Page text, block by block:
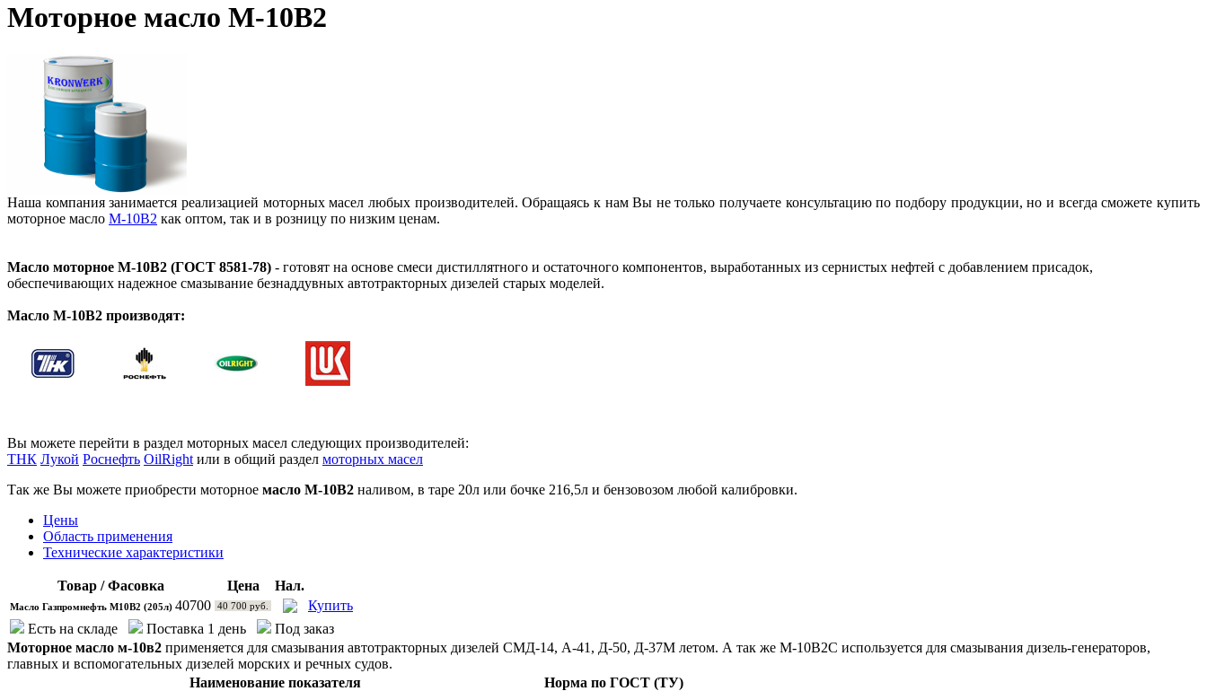
Моторное масло М-10В2
Наша компания занимается реализацией моторных масел любых производителей. Обращаясь к нам Вы не только получаете консультацию по подбору продукции, но и всегда сможете купить
моторное масло М-10В2 как оптом, так и в розницу по низким ценам.
Масло моторное М-10В2 (ГОСТ 8581-78) - готовят на основе смеси дистиллятного и остаточного компонентов, выработанных из сернистых нефтей с добавлением присадок,
обеспечивающих надежное смазывание безнаддувных автотракторных дизелей старых моделей.
Масло М-10В2 производят:
Вы можете перейти в раздел моторных масел следующих производителей:
ТНК Лукой Роснефть OilRight или в общий раздел моторных масел
Так же Вы можете приобрести моторное масло М-10В2 наливом, в таре 20л или бочке 216,5л и бензовозом любой калибровки.
Цены
Область применения
Технические характеристики
Товар / Фасовка Цена Нал.
Масло Газпромнефть М10В2 (205л) 40700 40 700 руб.
Купить
Есть на складе
Поставка 1 день
Под заказ
Моторное масло м-10в2 применяется для смазывания автотракторных дизелей СМД-14, А-41, Д-50, Д-37М летом. А так же М-10В2С используется для смазывания дизель-генераторов,
главных и вспомогательных дизелей морских и речных судов.
Наименование показателя
Норма по ГОСТ (ТУ)